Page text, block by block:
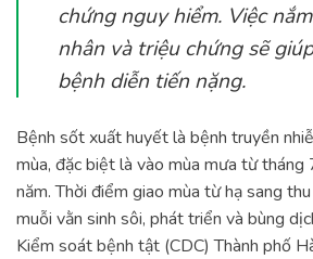
chứng nguy hiểm. Việc
nhân và triệu chứng sẽ
bệnh diễn tiến nặng.
Bệnh sốt xuất huyết là bệnh truyền
mùa, đặc biệt là vào mùa mưa từ tháng
năm. Thời điểm giao mùa từ hạ sang
muỗi vằn sinh sôi, phát triển và bùng
Kiểm soát bệnh tật (CDC) Thành phố